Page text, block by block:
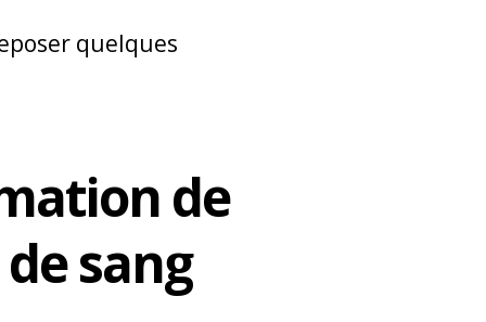
quelques
de
sang